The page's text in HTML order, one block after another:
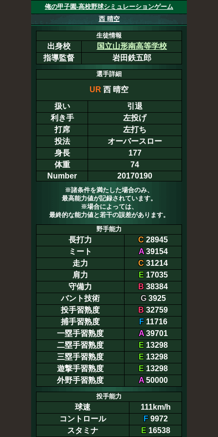
俺の甲子園-高校野球シミュレーションゲーム
西 晴空
生徒情報
出身校
国立山形南高等学校
指導監督
岩田鉄五郎
選手詳細
UR 西 晴空
扱い
引退
利き手
左投げ
打席
左打ち
投法
オーバースロー
身長
177
体重
74
Number
20170190
※諸条件を満たした場合のみ、
最高能力値が記録されています。
※場合によっては、
最終的な能力値と若干の誤差があります。
野手能力
長打力 C 28945
ミート
A39154
走力
C 31214
肩力
E17035
守備力
B 38384
バント技術
G3925
投手習熟度
B 32759
捕手習熟度
F11716
一塁手習熟度
A39701
二塁手習熟度
E13298
三塁手習熟度
E13298
遊撃手習熟度
E13298
外野手習熟度
A50000
投手能力
球速
111km/h
コントロール
F9972
スタミナ
E16538